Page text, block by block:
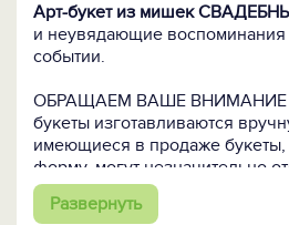
Арт-букет из мишек
и неувядающие воспоминания
событии.
ОБРАЩАЕМ ВАШЕ ВНИМАНИЕ
букеты изготавливаются
имеющиеся в продаже
форму, могут незначительно
представленных на
и видом декоративных
Развернуть